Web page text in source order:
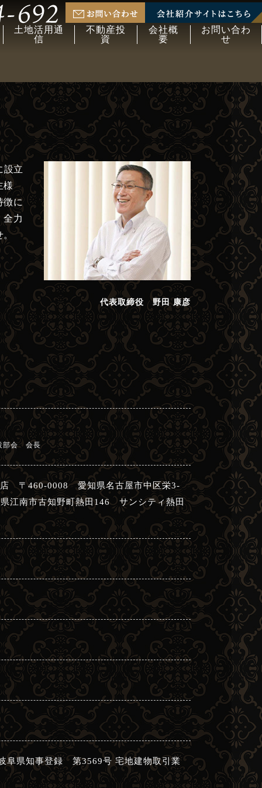
土地活用通
信
不動産投
資
会社概
要
お問い合わ
せ
設立
様
徴に
全力
。
代表取締役 野田 康彦
部会 会長
460-0008 愛知県名古屋市中区栄3-
南市古知野町熱田146 サンシティ熱田
阜県知事登録 第3569号 宅地建物取引業